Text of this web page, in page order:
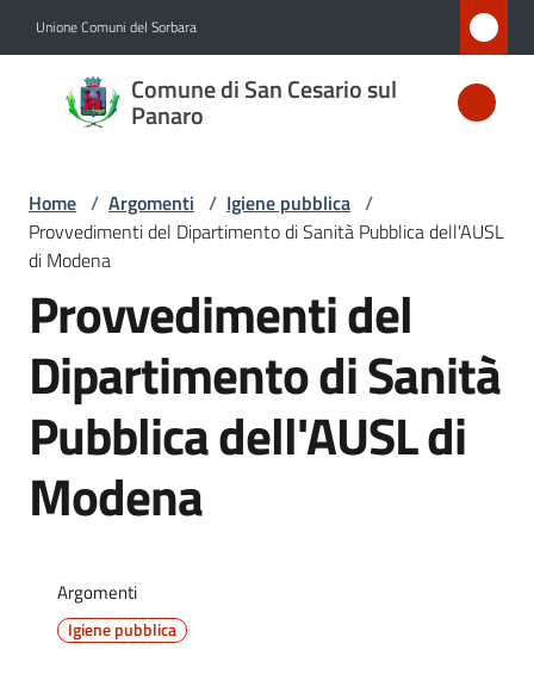
Unione Comuni del Sorbara
Comune di San Cesario sul
Panaro
Comune
di San
sul
Panaro
Amministrazione
Novità
Servizi
Vivere
Cesario
Panaro
Home / Argomenti / Igiene pubblica /
Provvedimenti del Dipartimento di Sanità Pubblica dell'AUSL
di Modena
Provvedimenti del
Dipartimento di Sanità
Pubblica dell'AUSL di
Modena
Argomenti
Igiene pubblica